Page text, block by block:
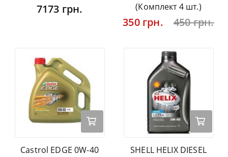
7173 грн.
(Комплект 4 шт.)
350 грн. 450 грн.
Castrol EDGE 0W-40
SHELL HELIX DIESEL